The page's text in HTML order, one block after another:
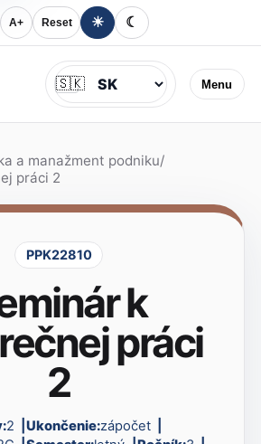
A+ Reset ☀ ☾
Menu
Jazyk
🇸🇰
a manažment podniku/
práci 2
PPK22810
k
práci
2
2 Ukončenie:zápočet